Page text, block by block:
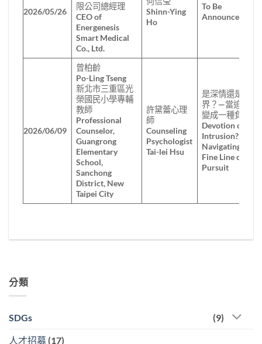
2026/05/26
限公司總經理
CEO of
Energenesis
Smart Medical
Co., Ltd.
Shinn-Ying
Ho
To Be
Announced
2026/06/09
曾柏齡
Po-Ling Tseng
新北市三重區光
榮國民小學專輔
教師
Professional
Counselor,
Guangrong
Elementary
School,
Sanchong
District, New
Taipei City
許黛蕾心理
師
Counseling
Psychologist
Tai-lei Hsu
是深情還是越
界？—當追求
變成一種負擔
Devotion or
Intrusion? —
Navigating the
Fine Line of
Pursuit
分類
SDGs (9)
人才招募 (17)